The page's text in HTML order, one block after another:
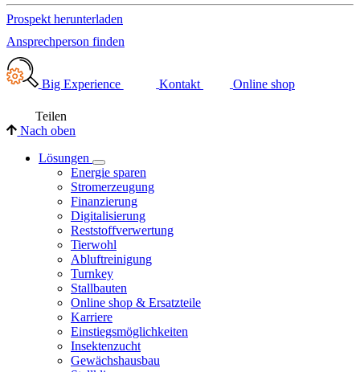
Prospekt herunterladen
Ansprechperson finden
Big Experience Kontakt Online shop
Teilen
Nach oben
Lösungen
Energie sparen
Stromerzeugung
Finanzierung
Digitalisierung
Reststoffverwertung
Tierwohl
Abluftreinigung
Turnkey
Stallbauten
Online shop & Ersatzteile
Karriere
Einstiegsmöglichkeiten
Insektenzucht
Gewächshausbau